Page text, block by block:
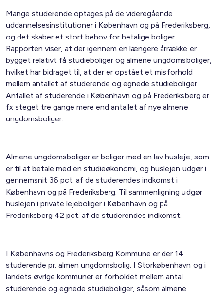
Mange studerende optages på de videregående
uddannelsesinstitutioner i København og på Frederiksberg,
og det skaber et stort behov for betalige boliger.
Rapporten viser, at der igennem en længere årrække er
bygget relativt få studieboliger og almene ungdomsboliger,
hvilket har bidraget til, at der er opstået et misforhold
mellem antallet af studerende og egnede studieboliger.
Antallet af studerende i København og på Frederiksberg er
fx steget tre gange mere end antallet af nye almene
ungdomsboliger.
Almene ungdomsboliger er boliger med en lav husleje, som
er til at betale med en studieøkonomi, og huslejen udgør i
gennemsnit 36 pct. af de studerendes indkomst i
København og på Frederiksberg. Til sammenligning udgør
huslejen i private lejeboliger i København og på
Frederiksberg 42 pct. af de studerendes indkomst.
I Københavns og Frederiksberg Kommune er der 14
studerende pr. almen ungdomsbolig. I Storkøbenhavn og i
landets øvrige kommuner er forholdet mellem antal
studerende og egnede studieboliger, såsom almene